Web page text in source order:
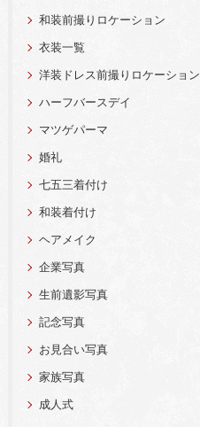
和装前撮りロケーション
衣装一覧
洋装ドレス前撮りロケーション
ハーフバースデイ
マツゲパーマ
婚礼
七五三着付け
和装着付け
ヘアメイク
企業写真
生前遺影写真
記念写真
お見合い写真
家族写真
成人式